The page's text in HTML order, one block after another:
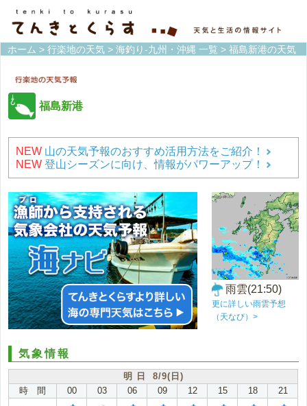
ホーム > 行楽地の天気 > 海釣り-九州・沖縄 一覧 > 福島新港の天気
福島新港
NEW 山の天気予報のおすすめ活用方法をご紹介！
NEW 登山シーズンに向け、情報がパワーアップ！
雨雲(21:50)
更に詳しい雨雲予想
（天なび）>
気象情報
明 日 8/9(日)
時 間
00 03 06 09 12 15 18 21